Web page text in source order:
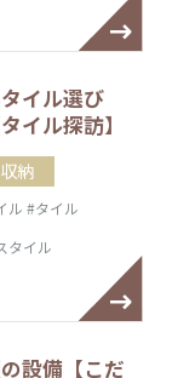
イル選び
イル探訪】
収納
ル #タイル
タイル
設備【こだ